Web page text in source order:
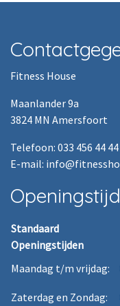
Fitness House
Maanlander 9a
3824 MN Amersfoort
Telefoon: 033 456 44 44
E-mail:
Standaard
Openingstijden
Maandag t/m vrijdag:
Zaterdag en Zondag: